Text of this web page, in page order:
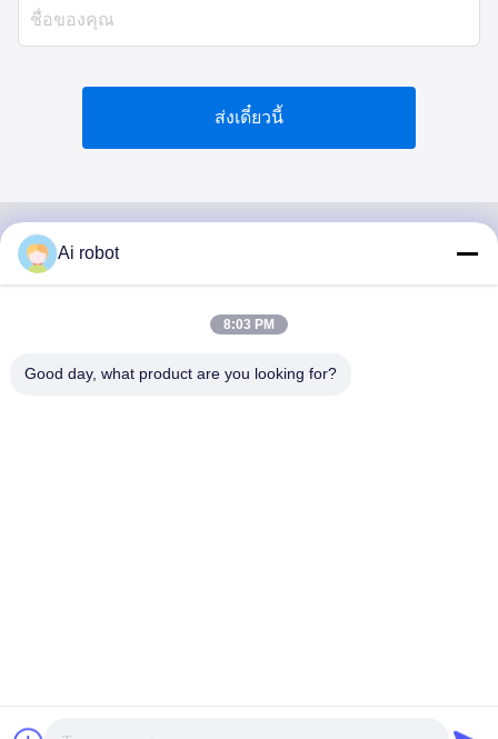
ส่งเดี๋ยวนี้
VIVI DENTAI
Ai robot
8:03 PM
Good day, what product are you looking for?